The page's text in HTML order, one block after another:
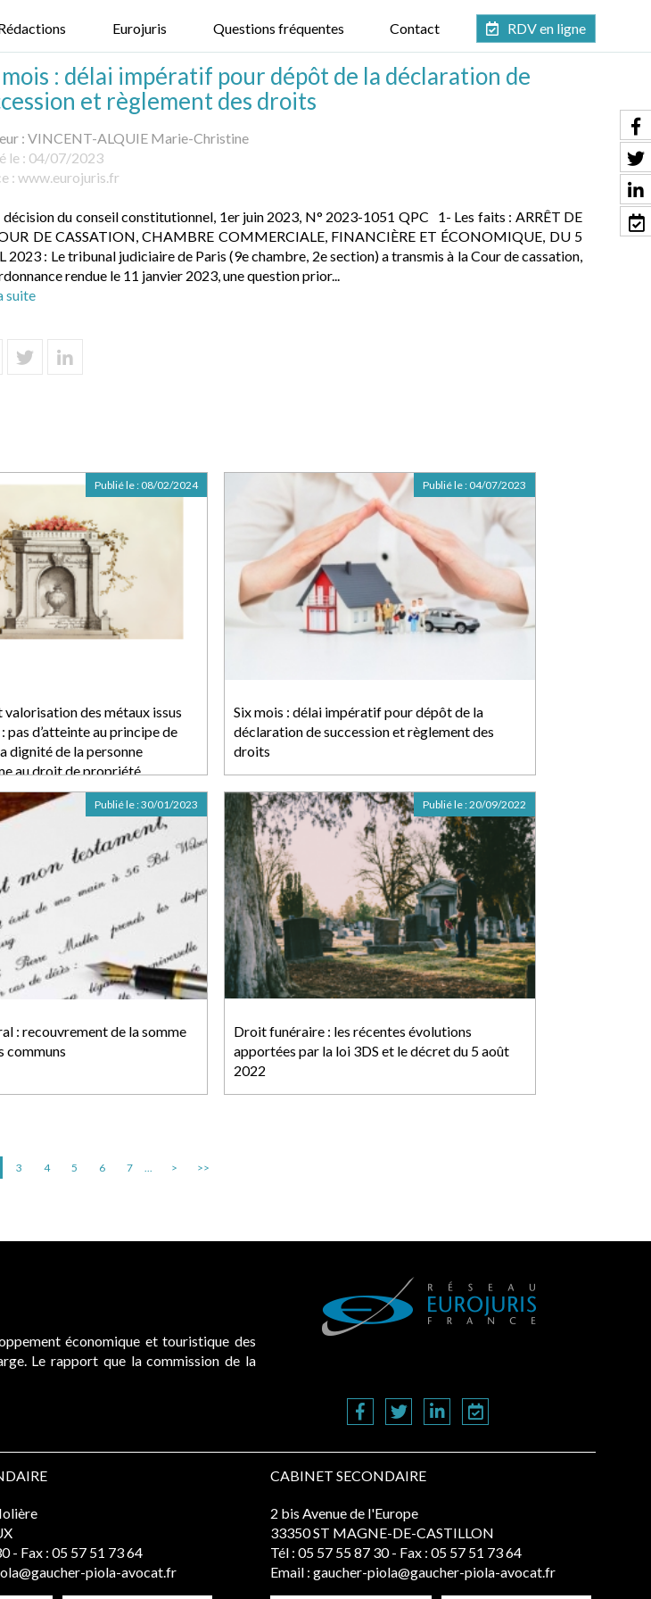
Eurojuris Questions fréquentes Contact RDV en ligne
: délai impératif pour dépôt de la déclaration de
et règlement des droits
: VINCENT-ALQUIE Marie-Christine
le : 04/07/2023
: www.eurojuris.fr
décision du conseil constitutionnel, 1er juin 2023, N° 2023-1051 QPC 1- Les faits : ARRÊT DE
DE CASSATION, CHAMBRE COMMERCIALE, FINANCIÈRE ET ÉCONOMIQUE, DU 5
2023 : Le tribunal judiciaire de Paris (9e chambre, 2e section) a transmis à la Cour de cassation,
rendue le 11 janvier 2023, une question prior...
suite
valorisation des métaux issus
pas d’atteinte au principe de
dignité de la personne
au droit de propriété
Publié le : 08/02/2024
Six mois : délai impératif pour dépôt de la
déclaration de succession et règlement des
droits
Publié le : 04/07/2023
: recouvrement de la somme
communs
Publié le :30/01/2023
Droit funéraire : les récentes évolutions
apportées par la loi 3DS et le décret du 5 août
2022
Publié le :20/09/2022
3 4 5 6 7 ... > >>
économique et touristique des
Le rapport que la commission de la
- Fax : 05 57 51 73 64
piola-avocat.fr
CABINET SECONDAIRE
2 bis Avenue de l'Europe
33350 ST MAGNE-DE-CASTILLON
Tél : 05 57 55 87 30 - Fax : 05 57 51 73 64
Email : gaucher-piola@gaucher-piola-avocat.fr